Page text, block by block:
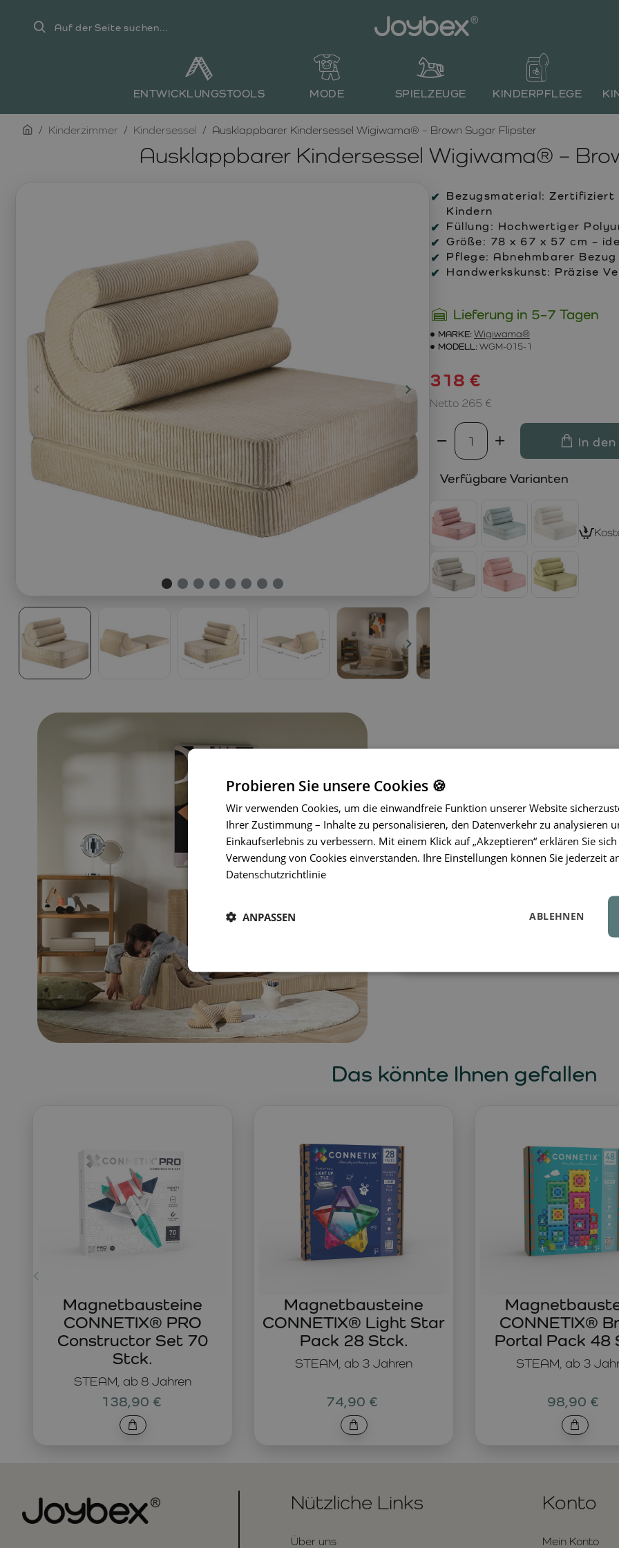
Auf
ENTWICKLUNGSTOOLS MODE SPIELZEUGE KINDERPFLEGE
Ausklappbarer Kindersessel Wigiwama® –
homeKinderzimmer Kindersessel Ausklappbarer Kindersessel Wigiwama® – Brown Sugar Flipster
Bezugsmaterial: Zertifiziert
Kindern
Füllung: Hochwertiger
Größe: 78 x 67 x 57 cm –
Pflege: Abnehmbarer
Handwerkskunst: Präzise
Lieferung in 5–7 Tagen
MARKE: Wigiwama®
MODELL: WGM-015-1
318 €
Netto 265 €
In
Verfügbare Varianten
Das Wigiwama Flipster Sofa in der
jedes Kinderzimmer und
vereint
der weichen Polsterung und des
bietet es Kindern
den perfekten
modulare Bauweise ermöglicht ein
Bedarf – das fördert Kreativität
das Interieur auf stilvolle Weise,
Das könnte Ihnen gefallen
STEAM, ab 8 Jahren
Magnetbausteine
CONNETIX® PRO
Constructor Set 70
Stck.
138,90 €
STEAM, ab 3 Jahren
Magnetbausteine
CONNETIX® Light Star
Pack 28 Stck.
74,90 €
STEAM, ab 3
CONNETIX®
Portal Pack 48
98,90 €
Nützliche Links
Über uns
Konto
Mein Konto
Probieren Sie unsere Cookies 🍪
Wir verwenden Cookies, um die einwandfreie Funktion unserer Website
Ihrer Zustimmung – Inhalte zu personalisieren, den Datenverkehr zu analysieren
Einkaufserlebnis zu verbessern. Mit einem Klick auf „Akzeptieren“ erklären Sie
Verwendung von Cookies einverstanden. Ihre Einstellungen können Sie jederzeit
Datenschutzrichtlinie
ABLEHNEN
ANPASSEN